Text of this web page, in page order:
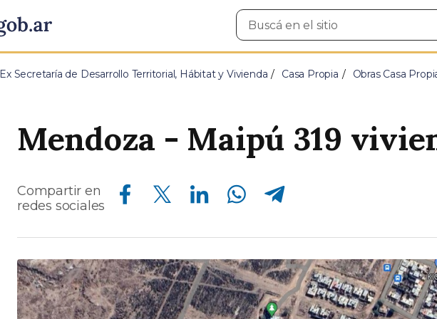
Buscar
en
Ex Secretaría de Desarrollo Territorial, Hábitat y Vivienda Casa Propia Obras Casa
Mendoza - Maipú 319
Compartir en
redes sociales
Compartir en Facebook Compartir en Twitter Compartir en Linkedin Compartir en Whatsapp Compartir en Telegram